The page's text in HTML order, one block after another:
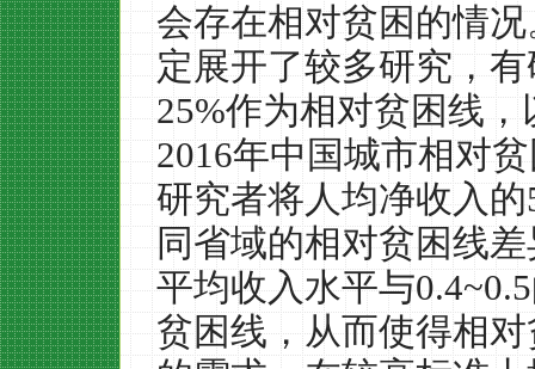
会存在相对贫困的情
定展开了较多研究，
25%作为相对贫困线
2016年中国城市相对
研究者将人均净收入的
同省域的相对贫困线
平均收入水平与0.4~0.5
贫困线，从而使得相